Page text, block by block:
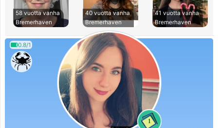
58 vuotta vanha
Bremerhaven
40 vuotta vanha
Bremerhaven
41 vuotta vanha
Bremerhaven
0.8/1
1